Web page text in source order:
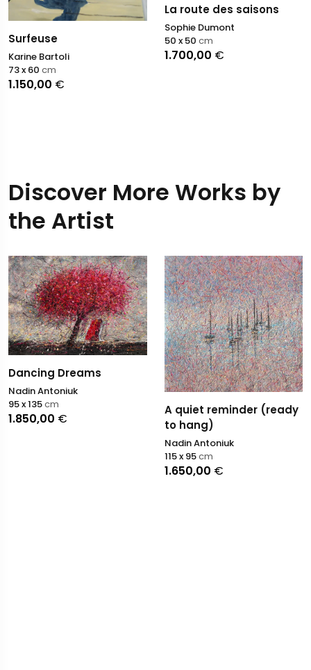
Surfeuse
Karine Bartoli
1.150,00 €
73 x 60 cm
La route des saisons
Sophie Dumont
1.700,00 €
50 x 50 cm
Discover More Works by
the Artist
Dancing Dreams
Nadin Antoniuk
1.850,00 €
95 x 135cm
A quiet reminder (ready
to hang)
Nadin Antoniuk
1.650,00 €
115 x 95cm